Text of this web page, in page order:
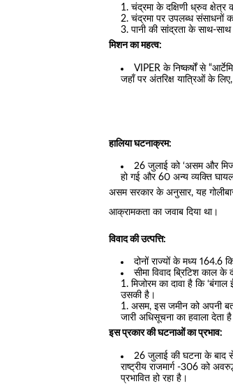
चंद्रमा के दक्षिणी ध्रुव क्षेत्र
चंद्रमा पर उपलब्ध संसाधनों
पानी की सांद्रता के साथ-
मिशन का महत्व:
VIPER के निष्कर्षों से
जहाँ पर अंतरिक्ष यात्रिओं के
हालिया घटनाक्रम:
26 जुलाई को ‘असम और
हो गई और 60 अन्य व्यक्ति
असम सरकार के अनुसार, यह
आक्रामकता का जवाब दिया था।
विवाद की उत्पत्ति:
दोनों राज्यों के मध्य 164.6
सीमा विवाद ब्रिटिश काल
मिजोरम का दावा है कि
उसकी है।
असम, इस जमीन को अपनी
जारी अधिसूचना का हवाला देता
इस प्रकार की घटनाओं का प्रभाव:
26 जुलाई की घटना के बाद
राष्ट्रीय राजमार्ग -306 को
प्रभावित हो रहा है।